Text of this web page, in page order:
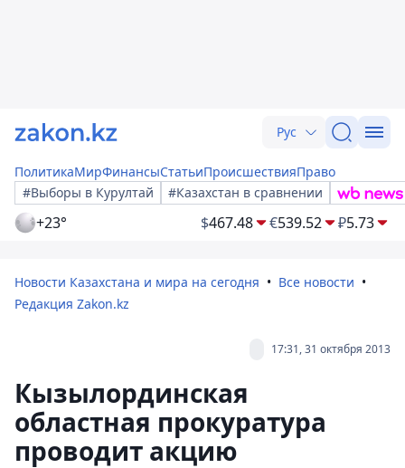
Рус
ПолитикаМирФинансыСтатьиПроисшествияПраво
#Выборы в Курултай
#Казахстан в сравнении
+23° $467.48 €539.52 ₽5.73
Новости Казахстана и мира на сегодня
Все новости
Редакция Zakon.kz
17:31, 31 октября 2013
Кызылординская
областная прокуратура
проводит акцию